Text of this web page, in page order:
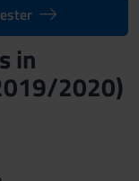
in
2020)